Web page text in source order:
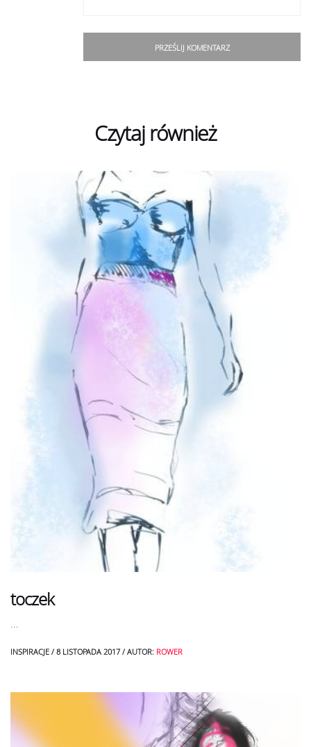
Czytaj również
toczek
…
INSPIRACJE / 8 LISTOPADA 2017 / AUTOR: ROWER